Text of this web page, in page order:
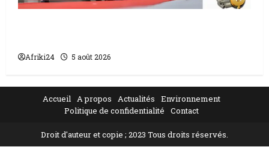
Afriki24 5 août 2026
Accueil A propos Actualités
Environnement
Politique de confidentialité
Contact
Droit d'auteur et copie ; 2023 Tous droits réservés.